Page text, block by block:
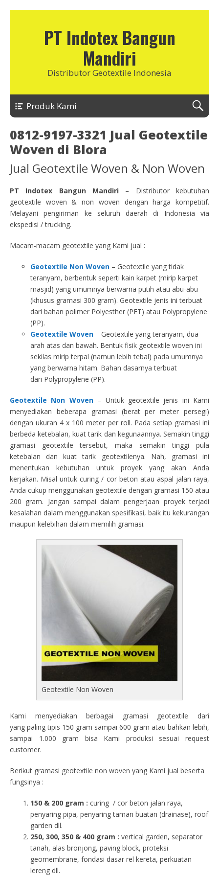
PT Indotex Bangun
Mandiri
Distributor Geotextile Indonesia
Produk Kami
0812-9197-3321 Jual Geotextile
Woven di Blora
Jual Geotextile Woven & Non Woven
PT Indotex Bangun Mandiri – Distributor kebutuhan
geotextile woven & non woven dengan harga kompetitif.
Melayani pengiriman ke seluruh daerah di Indonesia via
ekspedisi / trucking.
Macam-macam geotextile yang Kami jual :
Geotextile Non Woven – Geotextile yang tidak
teranyam, berbentuk seperti kain karpet (mirip karpet
masjid) yang umumnya berwarna putih atau abu-abu
(khusus gramasi 300 gram). Geotextile jenis ini terbuat
dari bahan polimer Polyesther (PET) atau Polypropylene
(PP).
Geotextile Woven – Geotextile yang teranyam, dua
arah atas dan bawah. Bentuk fisik geotextile woven ini
sekilas mirip terpal (namun lebih tebal) pada umumnya
yang berwarna hitam. Bahan dasarnya terbuat
dari Polypropylene (PP).
Geotextile Non Woven– Untuk geotextile jenis ini Kami
menyediakan beberapa gramasi (berat per meter persegi)
dengan ukuran 4 x 100 meter per roll. Pada setiap gramasi ini
berbeda ketebalan, kuat tarik dan kegunaannya. Semakin tinggi
gramasi geotextile tersebut, maka semakin tinggi pula
ketebalan dan kuat tarik geotextilenya. Nah, gramasi ini
menentukan kebutuhan untuk proyek yang akan Anda
kerjakan. Misal untuk curing / cor beton atau aspal jalan raya,
Anda cukup menggunakan geotextile dengan gramasi 150 atau
200 gram. Jangan sampai dalam pengerjaan proyek terjadi
kesalahan dalam menggunakan spesifikasi, baik itu kekurangan
maupun kelebihan dalam memilih gramasi.
Geotextile Non Woven
Kami menyediakan berbagai gramasi geotextile dari
yang paling tipis 150 gram sampai 600 gram atau bahkan lebih,
sampai 1.000 gram bisa Kami produksi sesuai request
customer.
Berikut gramasi geotextile non woven yang Kami jual beserta
fungsinya :
150 & 200 gram : curing / cor beton jalan raya,
penyaring pipa, penyaring taman buatan (drainase), roof
garden dll.
250, 300, 350 & 400 gram : vertical garden, separator
tanah, alas bronjong, paving block, proteksi
geomembrane, fondasi dasar rel kereta, perkuatan
lereng dll.